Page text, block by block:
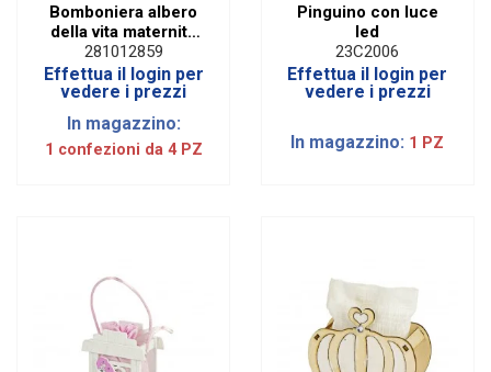
Bomboniera albero
della vita maternità
|H 9 cm
281012859
Effettua il login per
vedere i prezzi
In magazzino:
1 confezioni da 4 PZ
Pinguino con luce
led
23C2006
Effettua il login per
vedere i prezzi
In magazzino: 1 PZ